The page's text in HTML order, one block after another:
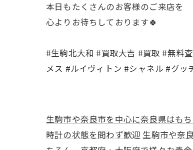
本日もたくさんのお客様のご来店を
心よりお待ちしております🍀
#生駒北大和 #買取大吉 #買取 #無料
メス #ルイヴィトン #シャネル #グ
生駒市や奈良市を中心に奈良県はも
時計の状態を問わず歓迎 生駒市や奈